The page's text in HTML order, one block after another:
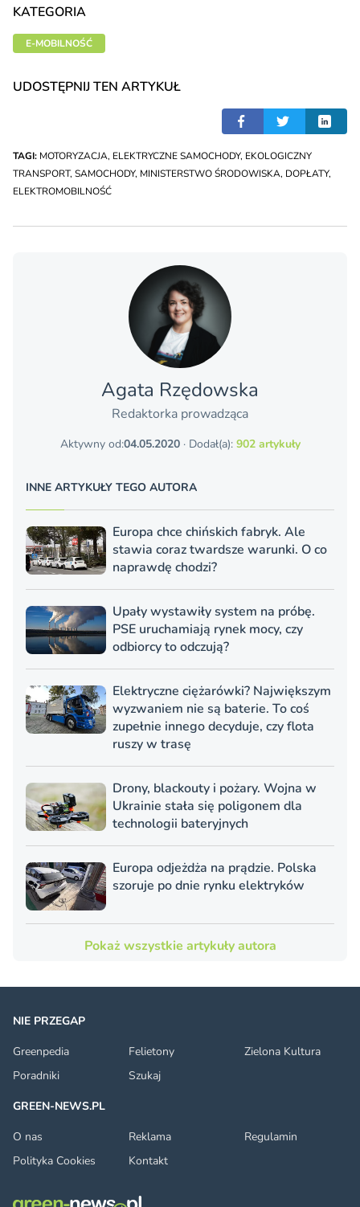
KATEGORIA
E-MOBILNOŚĆ
UDOSTĘPNIJ TEN ARTYKUŁ
TAGI: MOTORYZACJA, ELEKTRYCZNE SAMOCHODY, EKOLOGICZNY
TRANSPORT, SAMOCHODY, MINISTERSTWO ŚRODOWISKA, DOPŁATY,
ELEKTROMOBILNOŚĆ
Agata Rzędowska
Redaktorka prowadząca
Aktywny od:04.05.2020· Dodał(a): 902 artykuły
INNE ARTYKUŁY TEGO AUTORA
Europa chce chińskich fabryk. Ale
stawia coraz twardsze warunki. O co
naprawdę chodzi?
Upały wystawiły system na próbę.
PSE uruchamiają rynek mocy, czy
odbiorcy to odczują?
Elektryczne ciężarówki? Największym
wyzwaniem nie są baterie. To coś
zupełnie innego decyduje, czy flota
ruszy w trasę
Drony, blackouty i pożary. Wojna w
Ukrainie stała się poligonem dla
technologii bateryjnych
Europa odjeżdża na prądzie. Polska
szoruje po dnie rynku elektryków
Pokaż wszystkie artykuły autora
NIE PRZEGAP
Greenpedia
Felietony
Zielona Kultura
Poradniki
Szukaj
GREEN-NEWS.PL
O nas
Reklama
Regulamin
Polityka Cookies
Kontakt